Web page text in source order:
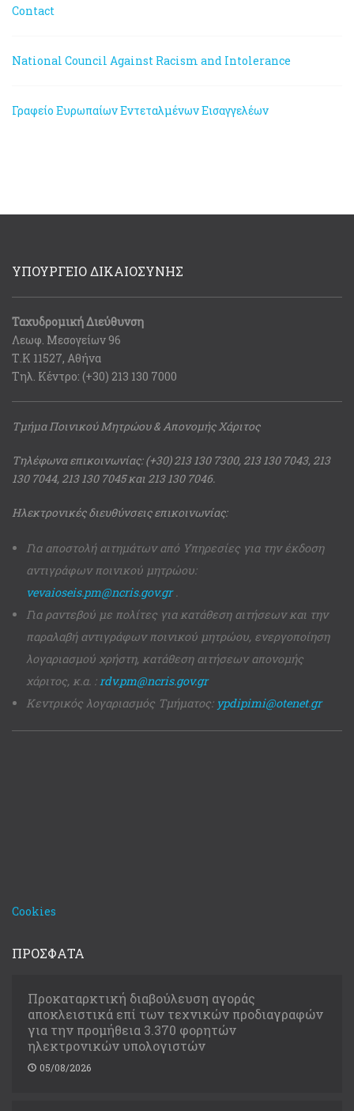
Contact
National Council Against Racism and Intolerance
Γραφείο Ευρωπαίων Εντεταλμένων Εισαγγελέων
ΥΠΟΥΡΓΕΙΟ ΔΙΚΑΙΟΣΥΝΗΣ
Ταχυδρομική Διεύθυνση
Λεωφ. Μεσογείων 96
Τ.Κ 11527, Αθήνα
Τηλ. Κέντρο: (+30) 213 130 7000
Τμήμα Ποινικού Μητρώου & Απονομής Χάριτος
Τηλέφωνα επικοινωνίας: (+30) 213 130 7300, 213 130 7043, 213
130 7044, 213 130 7045 και 213 130 7046.
Ηλεκτρονικές διευθύνσεις επικοινωνίας:
Για αποστολή αιτημάτων από Υπηρεσίες για την έκδοση
αντιγράφων ποινικού μητρώου:
vevaioseis.pm@ncris.gov.gr.
Για ραντεβού με πολίτες για κατάθεση αιτήσεων και την
παραλαβή αντιγράφων ποινικού μητρώου, ενεργοποίηση
λογαριασμού χρήστη, κατάθεση αιτήσεων απονομής
χάριτος, κ.α. : rdv.pm@ncris.gov.gr
Κεντρικός λογαριασμός Τμήματος: ypdipimi@otenet.gr
Cookies
ΠΡΟΣΦΑΤΑ
Προκαταρκτική διαβούλευση αγοράς
αποκλειστικά επί των τεχνικών προδιαγραφών
για την προμήθεια 3.370 φορητών
ηλεκτρονικών υπολογιστών
05/08/2026